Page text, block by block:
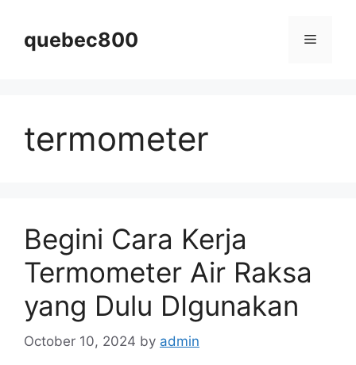
contentquebec800 Menu
termometer
Begini Cara Kerja
Termometer Air Raksa
yang Dulu DIgunakan
October 10, 2024 by admin